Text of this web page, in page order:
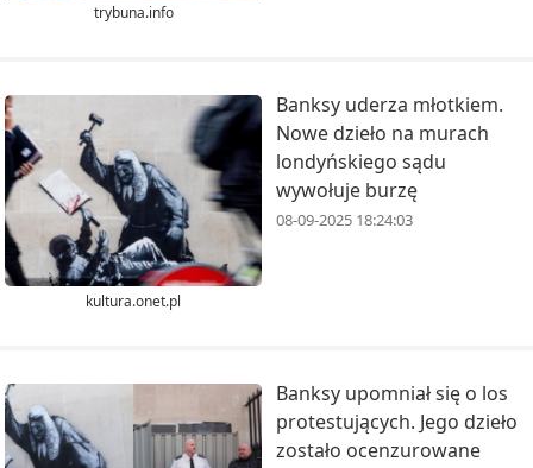
trybuna.info
kultura.onet.pl
Banksy uderza młotkiem.
Nowe dzieło na murach
londyńskiego sądu
wywołuje burzę
08-09-2025 18:24:03
Banksy upomniał się o los
protestujących. Jego dzieło
zostało ocenzurowane